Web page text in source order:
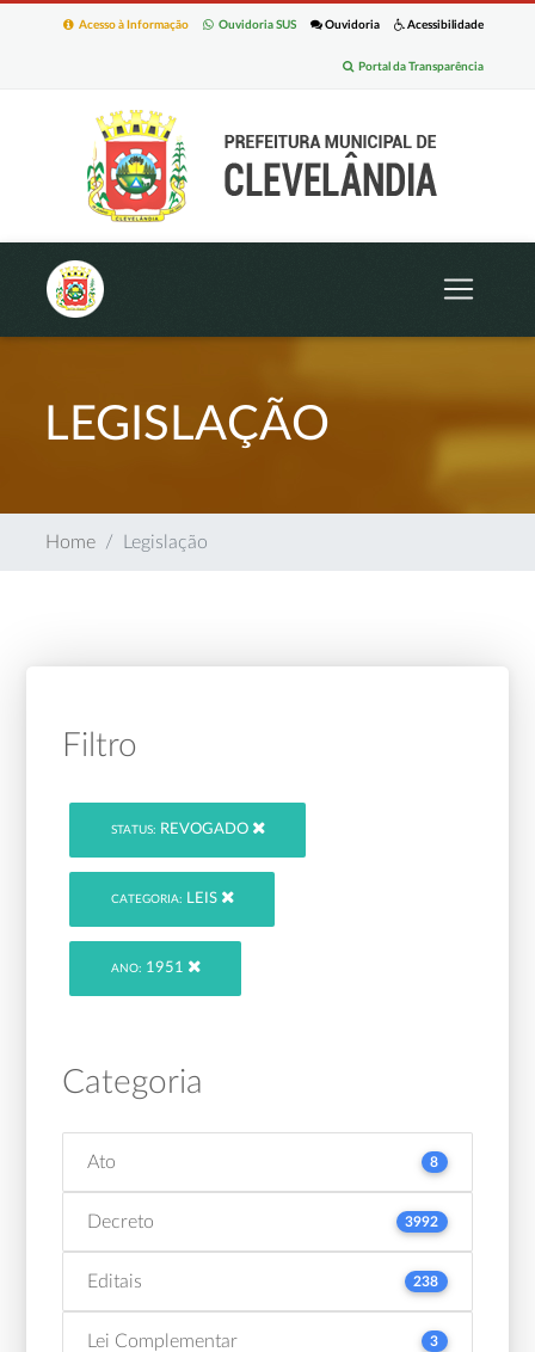
Acessibilidade
Ouvidoria
Ouvidoria SUS
Acesso à Informação
Portal da Transparência
LEGISLAÇÃO
Home Legislação
Filtro
STATUS: REVOGADO
CATEGORIA: LEIS
ANO: 1951
Categoria
Ato 8
Decreto 3992
Editais 238
Lei Complementar 3